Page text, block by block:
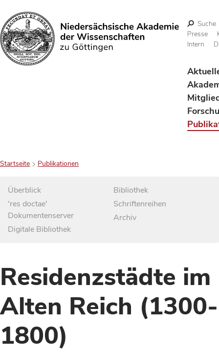
Suchen
Suche
Presse
Intern
Startseite Publikationen
Überblick
'res doctae'
Dokumentenserver
Digitale Bibliothek
Bibliothek
Schriftenreihen
Archiv
Residenzstädte im
Alten Reich (1300-
1800)